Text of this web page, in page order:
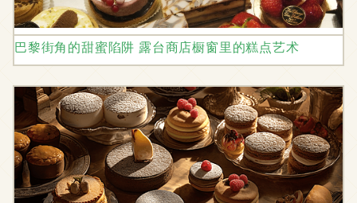
巴黎街角的甜蜜陷阱 露台商店橱窗里的糕点艺术